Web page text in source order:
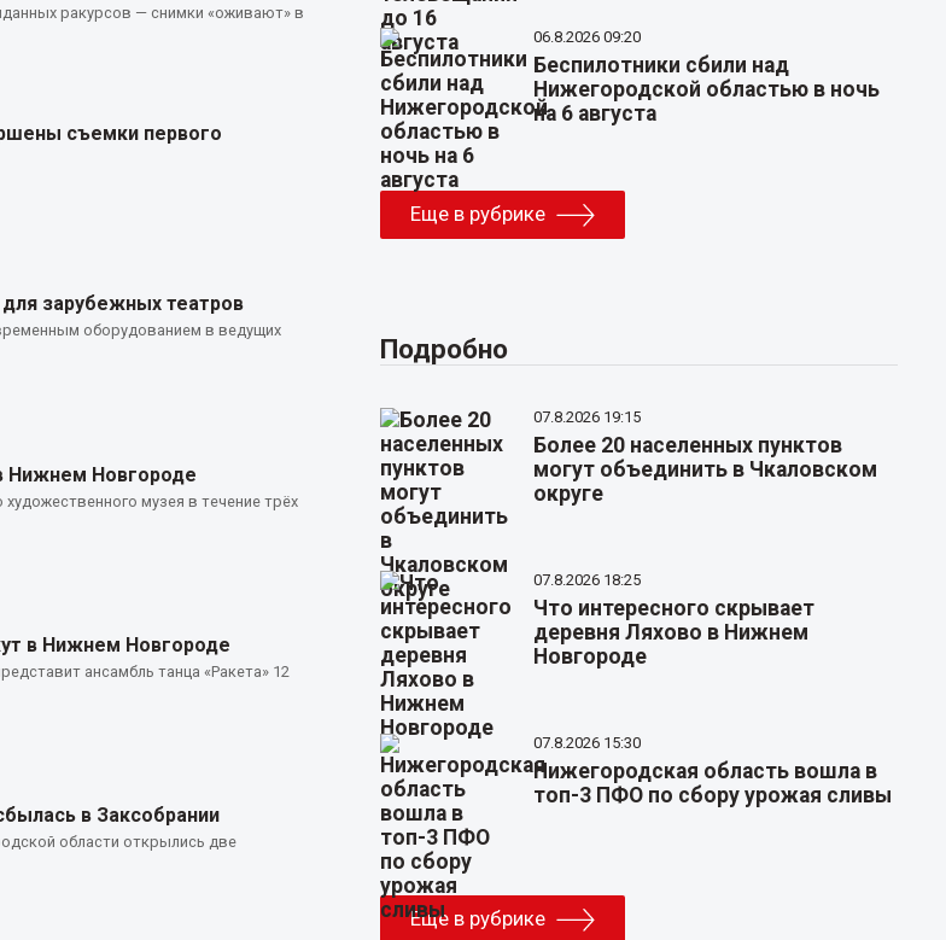
ракурсов — снимки «оживают» в
съемки первого
зарубежных театров
оборудованием в ведущих
Нижнем Новгороде
музея в течение трёх
в Нижнем Новгороде
ансамбль танца «Ракета» 12
в Заксобрании
области открылись две
06.8.2026 09:20
Беспилотники сбили над
Нижегородской областью в ночь
на 6 августа
Еще в рубрике
Подробно
07.8.2026 19:15
Более 20 населенных пунктов
могут объединить в Чкаловском
округе
07.8.2026 18:25
Что интересного скрывает
деревня Ляхово в Нижнем
Новгороде
07.8.2026 15:30
Нижегородская область вошла в
топ-3 ПФО по сбору урожая сливы
Еще в рубрике